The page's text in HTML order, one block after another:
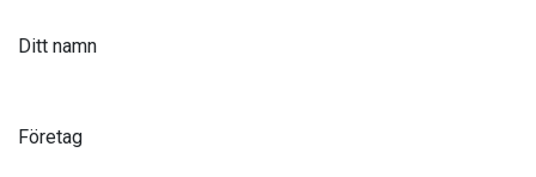
Ditt namn
Företag